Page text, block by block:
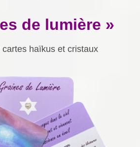
de lumière »
cartes haïkus et cristaux